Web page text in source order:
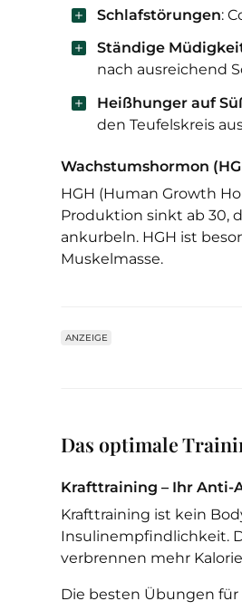
Schlafstörungen:
Ständige
nach ausreichend
Heißhunger auf
den Teufelskreis
Wachstumshormon
HGH (Human Growth
Produktion sinkt ab 30,
ankurbeln. HGH ist
Muskelmasse.
ANZEIGE
Das optimale
Krafttraining – Ihr Anti-
Krafttraining ist kein
Insulinempfindlichkeit.
verbrennen mehr
Die besten Übungen für